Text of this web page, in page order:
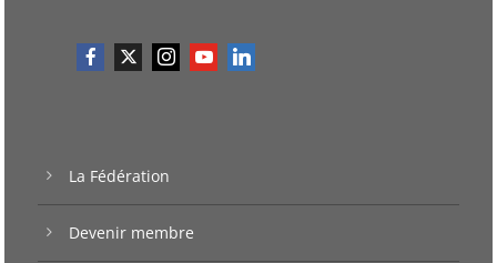
La Fédération
Devenir membre